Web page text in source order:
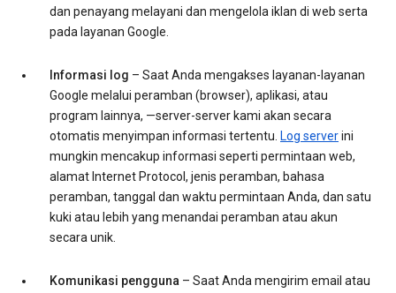
dan penayang melayani dan mengelola iklan di web serta
pada layanan Google.
Informasi log – Saat Anda mengakses layanan-layanan
Google melalui peramban (browser), aplikasi, atau
program lainnya, —server-server kami akan secara
otomatis menyimpan informasi tertentu. Log serverini
mungkin mencakup informasi seperti permintaan web,
alamat Internet Protocol, jenis peramban, bahasa
peramban, tanggal dan waktu permintaan Anda, dan satu
kuki atau lebih yang menandai peramban atau akun
secara unik.
Komunikasi pengguna – Saat Anda mengirim email atau